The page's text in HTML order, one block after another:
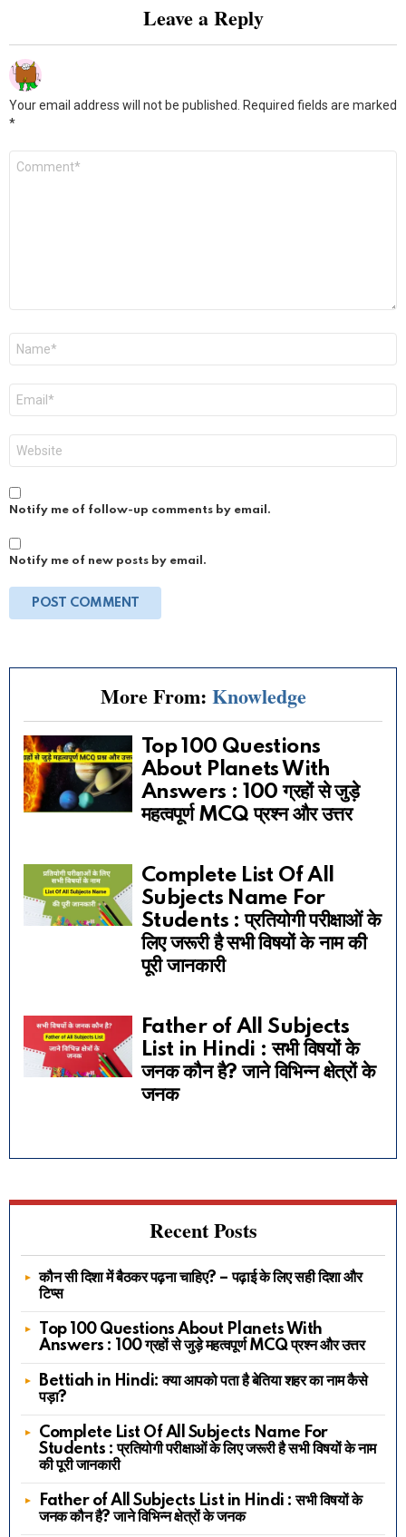
Leave a Reply
Your email address will not be published. Required fields are marked
*
Notify me of follow-up comments by email.
Notify me of new posts by email.
More From: Knowledge
Top 100 Questions
About Planets With
Answers : 100 ग्रहों से जुड़े
महत्वपूर्ण MCQ प्रश्न और उत्तर
Complete List Of All
Subjects Name For
Students : प्रतियोगी परीक्षाओं के
लिए जरूरी है सभी विषयों के नाम की
पूरी जानकारी
Father of All Subjects
List in Hindi : सभी विषयों के
जनक कौन है? जाने विभिन्न क्षेत्रों के
जनक
Recent Posts
कौन सी दिशा में बैठकर पढ़ना चाहिए? – पढ़ाई के लिए सही दिशा और
टिप्स
Top 100 Questions About Planets With
Answers : 100 ग्रहों से जुड़े महत्वपूर्ण MCQ प्रश्न और उत्तर
Bettiah in Hindi: क्या आपको पता है बेतिया शहर का नाम कैसे
पड़ा?
Complete List Of All Subjects Name For
Students : प्रतियोगी परीक्षाओं के लिए जरूरी है सभी विषयों के नाम
की पूरी जानकारी
Father of All Subjects List in Hindi : सभी विषयों के
जनक कौन है? जाने विभिन्न क्षेत्रों के जनक